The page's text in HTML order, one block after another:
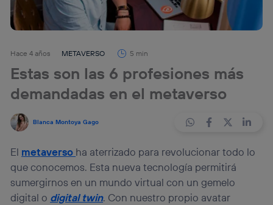
Hace 4 años METAVERSO 5 min
Estas son las 6 profesiones más
demandadas en el metaverso
Blanca Montoya Gago
El metaverso ha aterrizado para revolucionar todo lo
que conocemos. Esta nueva tecnología permitirá
sumergirnos en un mundo virtual con un gemelo
digital o digital twin. Con nuestro propio avatar